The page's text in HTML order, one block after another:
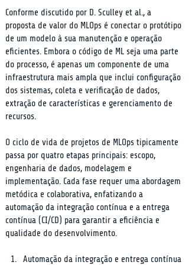
Conforme discutido por D. Sculley et al., a
proposta de valor do MLOps é conectar o protótipo
de um modelo à sua manutenção e operação
eficientes. Embora o código de ML seja uma parte
do processo, é apenas um componente de uma
infraestrutura mais ampla que inclui configuração
dos sistemas, coleta e verificação de dados,
extração de características e gerenciamento de
recursos.
O ciclo de vida de projetos de MLOps tipicamente
passa por quatro etapas principais: escopo,
engenharia de dados, modelagem e
implementação. Cada fase requer uma abordagem
metódica e colaborativa, enfatizando a
automação da integração contínua e a entrega
contínua (CI/CD) para garantir a eficiência e
qualidade do desenvolvimento.
Automação da integração e entrega contínua